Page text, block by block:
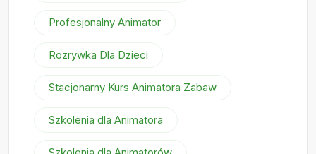
Profesjonalny Animator
Rozrywka Dla Dzieci
Stacjonarny Kurs Animatora Zabaw
Szkolenia dla Animatora